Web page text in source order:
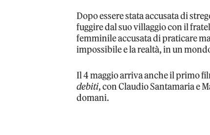
Dopo essere stata accusata di
fuggire dal suo villaggio con il
femminile accusata di praticare
impossibile e la realtà, in un
Il 4 maggio arriva anche il primo
debiti, con Claudio Santamaria e
domani.